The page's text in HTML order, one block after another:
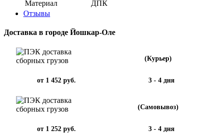
Материал
ДПК
Отзывы
Доставка в городе Йошкар-Оле
(Курьер)
от 1 452 руб. 3 - 4 дня
(Самовывоз)
от 1 252 руб. 3 - 4 дня